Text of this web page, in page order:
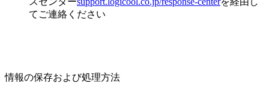
てご連絡ください
情報の保存および処理方法